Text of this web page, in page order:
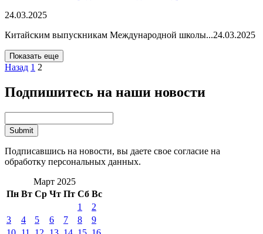
24.03.2025
Китайским выпускникам Международной школы...24.03.2025
Показать еще
Назад 1 2
Подпишитесь на наши новости
Подписавшись на новости, вы даете свое согласие на
обработку персональных данных.
Март 2025
Пн Вт Ср Чт Пт Сб Вс
1
2
3
4 5 6 7 8
9